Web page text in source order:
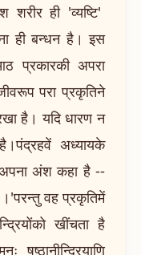
ही 'व्यष्टि'
ही बन्धन है। इस
प्रकारकी अपरा
परा प्रकृतिने
है। यदि धारण न
अध्यायके
अपना अंश कहा है --
वह प्रकृतिमें
खींचता है
षष्ठानीन्द्रियाणि